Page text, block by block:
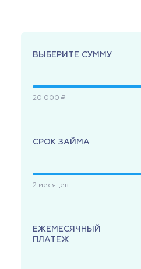
ВЫБЕРИТЕ СУММУ
20 000 ₽
СРОК ЗАЙМА
2 месяцев
ЕЖЕМЕСЯЧНЫЙ
ПЛАТЕЖ